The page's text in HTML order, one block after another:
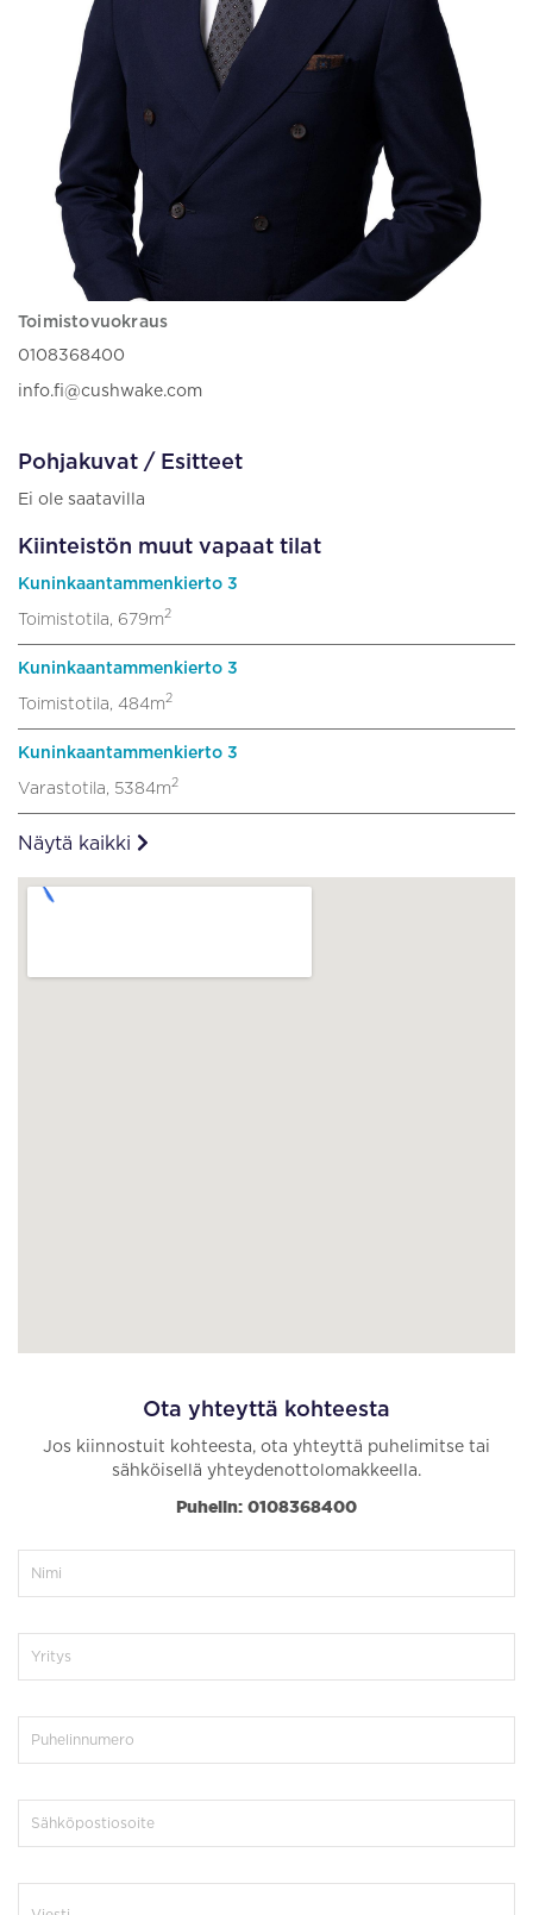
Toimistovuokraus
0108368400
info.fi@cushwake.com
Pohjakuvat / Esitteet
Ei ole saatavilla
Kiinteistön muut vapaat tilat
Kuninkaantammenkierto 3
Toimistotila, 679m2
Kuninkaantammenkierto 3
Toimistotila, 484m2
Kuninkaantammenkierto 3
Varastotila, 5384m2
Näytä kaikki
Ota yhteyttä kohteesta
Jos kiinnostuit kohteesta, ota yhteyttä puhelimitse tai
sähköisellä yhteydenottolomakkeella.
Puhelin: 0108368400